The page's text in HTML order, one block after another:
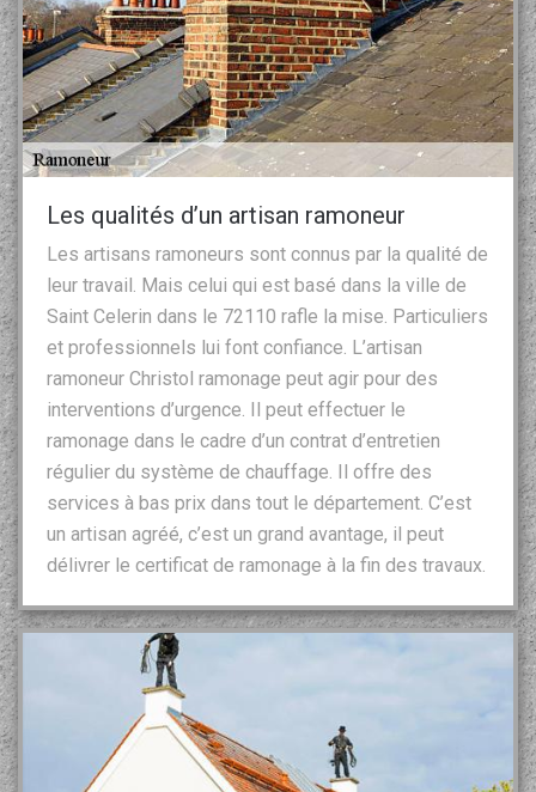
Les qualités d’un artisan ramoneur
Les artisans ramoneurs sont connus par la qualité de
leur travail. Mais celui qui est basé dans la ville de
Saint Celerin dans le 72110 rafle la mise. Particuliers
et professionnels lui font confiance. L’artisan
ramoneur Christol ramonage peut agir pour des
interventions d’urgence. Il peut effectuer le
ramonage dans le cadre d’un contrat d’entretien
régulier du système de chauffage. Il offre des
services à bas prix dans tout le département. C’est
un artisan agréé, c’est un grand avantage, il peut
délivrer le certificat de ramonage à la fin des travaux.